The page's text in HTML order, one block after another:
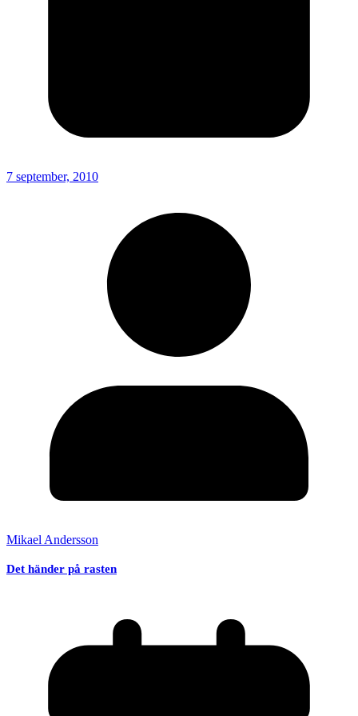
7 september, 2010
Mikael Andersson
Det händer på rasten